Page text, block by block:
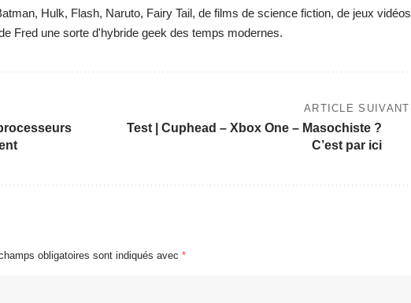
Hulk, Flash, Naruto, Fairy Tail, de films de science fiction, de jeux vidéos
Fred une sorte d'hybride geek des temps modernes.
ARTICLE SUIVANT
Test | Cuphead – Xbox One – Masochiste ?
C’est par ici
champs obligatoires sont indiqués avec *